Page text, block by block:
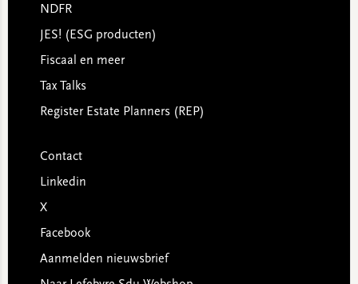
NDFR
JES! (ESG producten)
Fiscaal en meer
Tax Talks
Register Estate Planners (REP)
Contact
Linkedin
X
Facebook
Aanmelden nieuwsbrief